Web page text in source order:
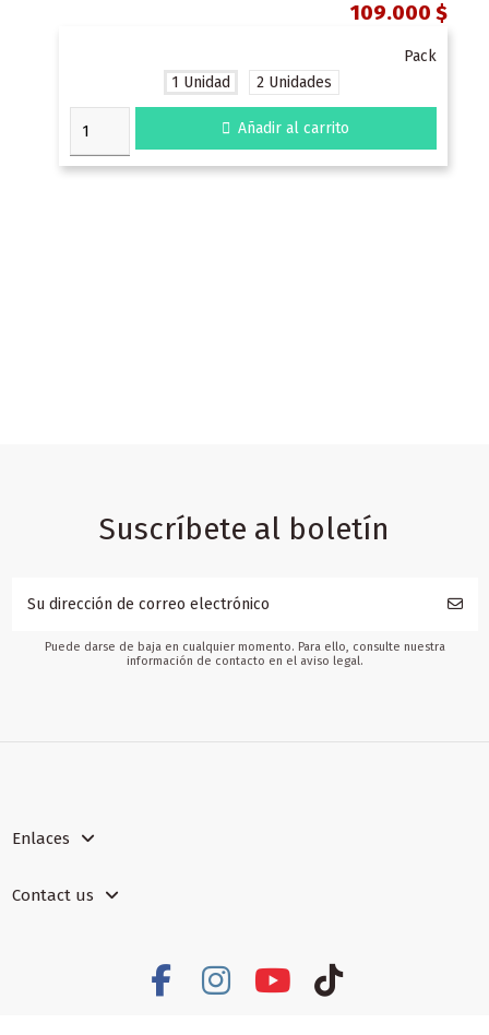
109.000 $
Pack
1 Unidad
2 Unidades
 Añadir al carrito
Suscríbete al boletín
Puede darse de baja en cualquier momento. Para ello, consulte nuestra
información de contacto en el aviso legal.
Enlaces
Contact us